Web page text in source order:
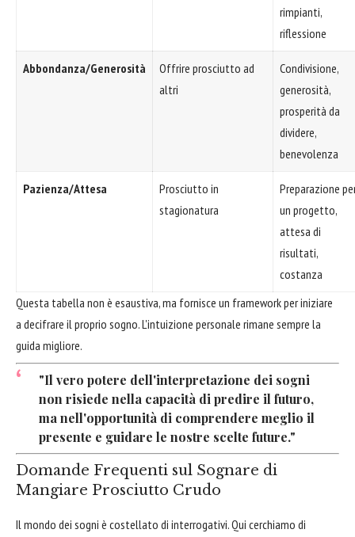
rimpianti,
riflessione
Abbondanza/Generosità
Offrire prosciutto ad
altri
Condivisione,
generosità,
prosperità da
dividere,
benevolenza
Pazienza/Attesa
Prosciutto in
stagionatura
Preparazione
un progetto,
attesa di
risultati,
costanza
Questa tabella non è esaustiva, ma fornisce un framework per iniziare
a decifrare il proprio sogno. L'intuizione personale rimane sempre la
guida migliore.
"Il vero potere dell'interpretazione dei sogni
non risiede nella capacità di predire il futuro,
ma nell'opportunità di comprendere meglio il
presente e guidare le nostre scelte future."
Domande Frequenti sul Sognare di
Mangiare Prosciutto Crudo
Il mondo dei sogni è costellato di interrogativi. Qui cerchiamo di